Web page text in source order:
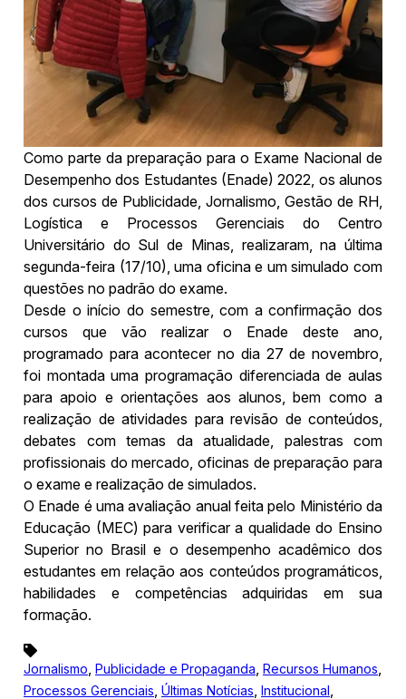
Como parte da preparação para o Exame Nacional de
Desempenho dos Estudantes (Enade) 2022, os alunos
dos cursos de Publicidade, Jornalismo, Gestão de RH,
Logística e Processos Gerenciais do Centro
Universitário do Sul de Minas, realizaram, na última
segunda-feira (17/10), uma oficina e um simulado com
questões no padrão do exame.
Desde o início do semestre, com a confirmação dos
cursos que vão realizar o Enade deste ano,
programado para acontecer no dia 27 de novembro,
foi montada uma programação diferenciada de aulas
para apoio e orientações aos alunos, bem como a
realização de atividades para revisão de conteúdos,
debates com temas da atualidade, palestras com
profissionais do mercado, oficinas de preparação para
o exame e realização de simulados.
O Enade é uma avaliação anual feita pelo Ministério da
Educação (MEC) para verificar a qualidade do Ensino
Superior no Brasil e o desempenho acadêmico dos
estudantes em relação aos conteúdos programáticos,
habilidades e competências adquiridas em sua
formação.
Jornalismo Publicidade e Propaganda Recursos Humanos
Processos Gerenciais Últimas Notícias Institucional